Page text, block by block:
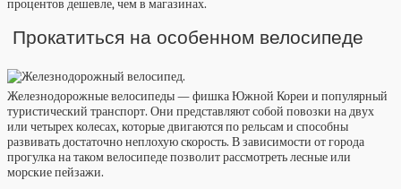
процентов дешевле, чем в магазинах.
Прокатиться на особенном велосипеде
Железнодорожные велосипеды — фишка Южной Кореи и популярный
туристический транспорт. Они представляют собой повозки на двух
или четырех колесах, которые двигаются по рельсам и способны
развивать достаточно неплохую скорость. В зависимости от города
прогулка на таком велосипеде позволит рассмотреть лесные или
морские пейзажи.